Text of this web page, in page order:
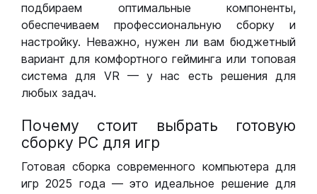
подбираем оптимальные компоненты,
обеспечиваем профессиональную сборку и
настройку. Неважно, нужен ли вам бюджетный
вариант для комфортного гейминга или топовая
система для VR — у нас есть решения для
любых задач.
Почему стоит выбрать готовую
сборку РС для игр
Готовая сборка современного компьютера для
игр 2025 года — это идеальное решение для